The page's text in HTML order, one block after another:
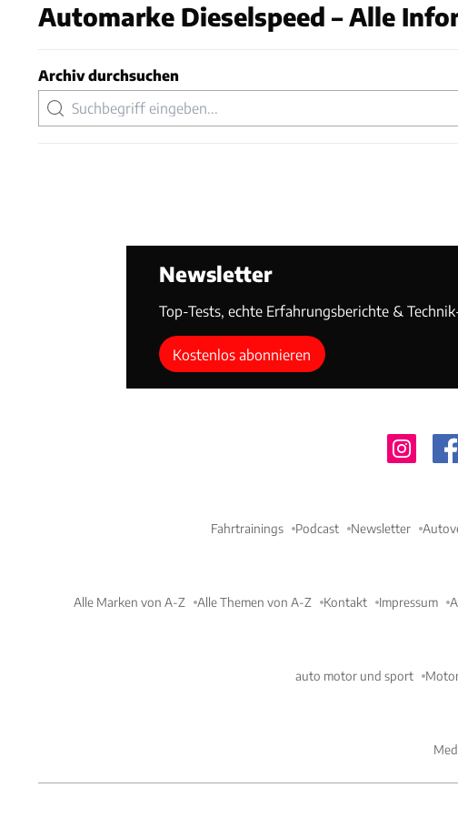
Automarke Dieselspeed – Alle
Archiv durchsuchen
Newsletter
Top-Tests, echte Erfahrungsberichte &
Kostenlos abonnieren
Fahrtrainings Podcast Newsletter
Alle Marken von A-Z Alle Themen von A-Z Kontakt Impressum
auto motor und sport